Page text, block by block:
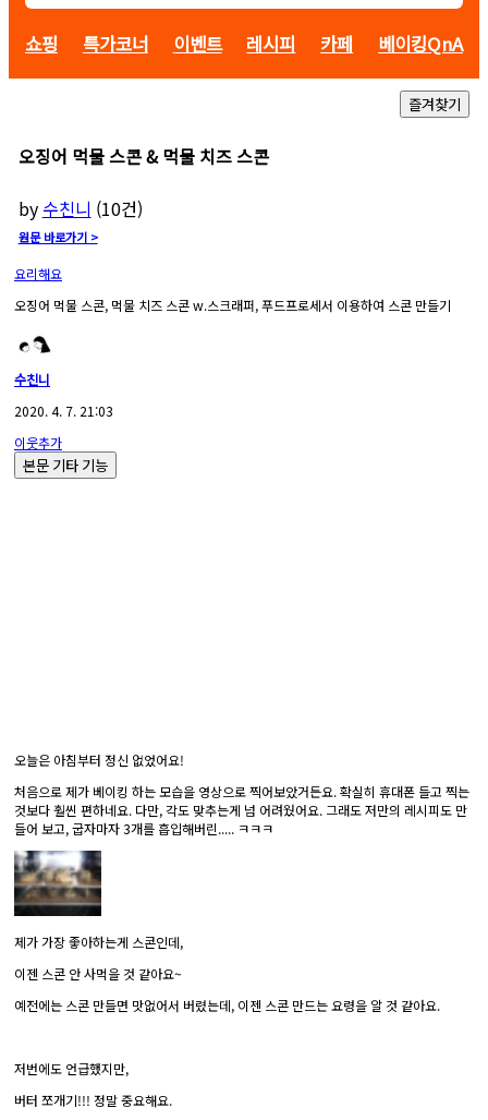
쇼핑 특가코너 이벤트 레시피 카페 베이킹QnA
오징어 먹물 스콘 & 먹물 치즈 스콘
by 수친니 (10건)
원문 바로가기 >
요리해요
오징어 먹물 스콘, 먹물 치즈 스콘 w.스크래퍼, 푸드프로세서 이용하여 스콘 만들기
수친니
2020. 4. 7. 21:03
이웃추가
본문 기타 기능
오늘은 아침부터 정신 없었어요!
처음으로 제가 베이킹 하는 모습을 영상으로 찍어보았거든요. 확실히 휴대폰 들고 찍는
것보다 훨씬 편하네요. 다만, 각도 맞추는게 넘 어려웠어요. 그래도 저만의 레시피도 만
들어 보고, 굽자마자 3개를 흡입해버린..... ㅋㅋㅋ
제가 가장 좋아하는게 스콘인데,
이젠 스콘 안 사먹을 것 같아요~
예전에는 스콘 만들면 맛없어서 버렸는데, 이젠 스콘 만드는 요령을 알 것 같아요.
저번에도 언급했지만,
버터 쪼개기!!! 정말 중요해요.